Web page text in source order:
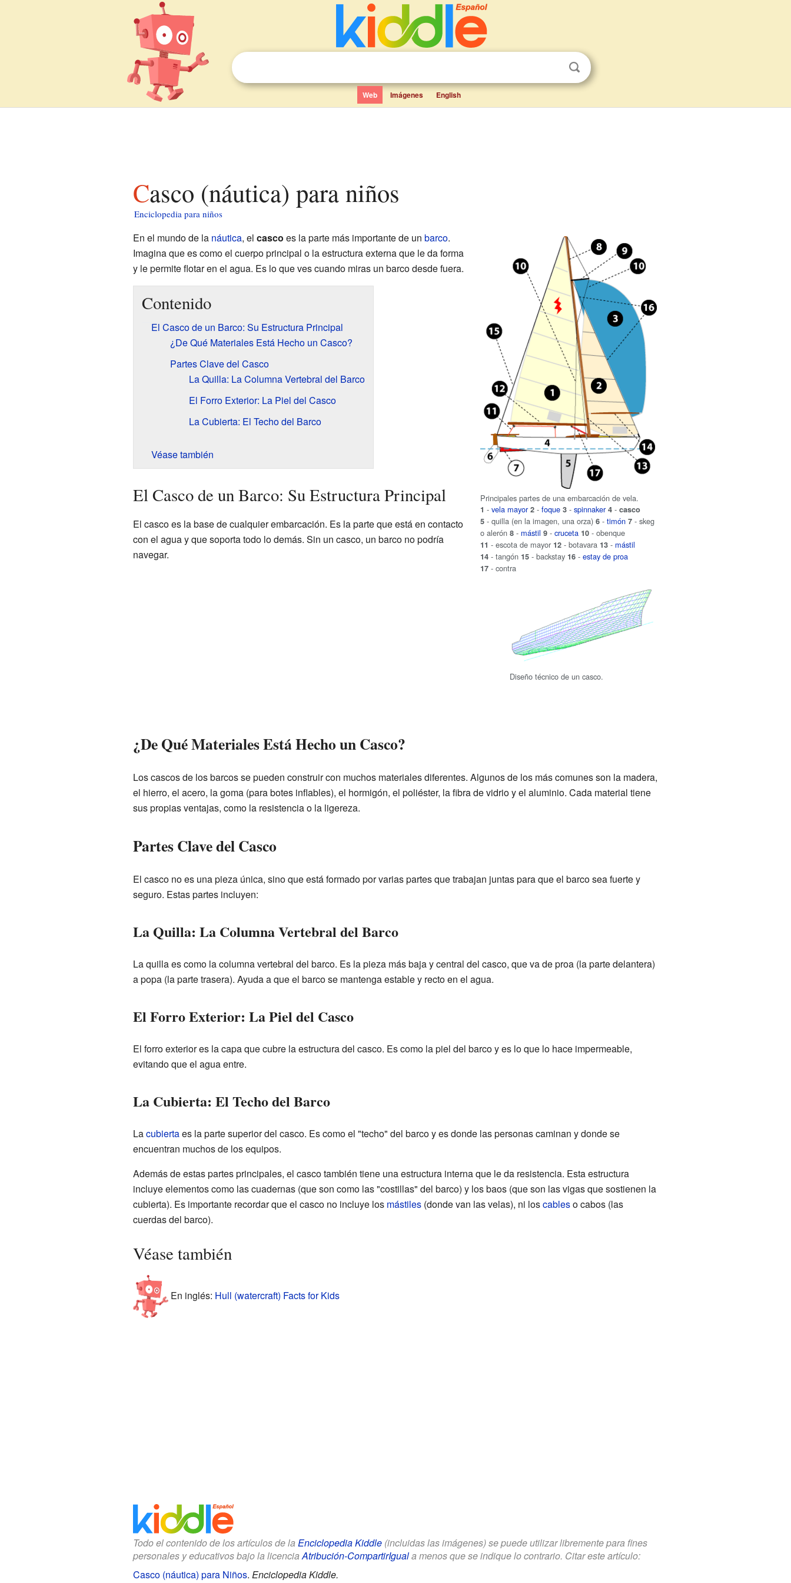
Web Imágenes English
Casco (náutica) para niños
Enciclopedia para niños
Principales partes de una embarcación de vela.
1 -vela mayor 2 -foque 3 -spinnaker 4 -casco
5 - quilla (en la imagen, una orza)6 -timón 7 - skeg
o alerón8 - mástil 9 -cruceta 10 - obenque
11 - escota de mayor12 - botavara13 - mástil
14 - tangón15 - backstay16 -estay de proa
17 - contra
Diseño técnico de un casco.
En el mundo de la náutica, el casco es la parte más importante de un barco.
Imagina que es como el cuerpo principal o la estructura externa que le da forma
y le permite flotar en el agua. Es lo que ves cuando miras un barco desde fuera.
Contenido
El Casco de un Barco: Su Estructura Principal
¿De Qué Materiales Está Hecho un Casco?
Partes Clave del Casco
La Quilla: La Columna Vertebral del Barco
El Forro Exterior: La Piel del Casco
La Cubierta: El Techo del Barco
Véase también
El Casco de un Barco: Su Estructura Principal
El casco es la base de cualquier embarcación. Es la parte que está en contacto
con el agua y que soporta todo lo demás. Sin un casco, un barco no podría
navegar.
¿De Qué Materiales Está Hecho un Casco?
Los cascos de los barcos se pueden construir con muchos materiales diferentes. Algunos de los más comunes son la madera,
el hierro, el acero, la goma (para botes inflables), el hormigón, el poliéster, la fibra de vidrio y el aluminio. Cada material tiene
sus propias ventajas, como la resistencia o la ligereza.
Partes Clave del Casco
El casco no es una pieza única, sino que está formado por varias partes que trabajan juntas para que el barco sea fuerte y
seguro. Estas partes incluyen:
La Quilla: La Columna Vertebral del Barco
La quilla es como la columna vertebral del barco. Es la pieza más baja y central del casco, que va de proa (la parte delantera)
a popa (la parte trasera). Ayuda a que el barco se mantenga estable y recto en el agua.
El Forro Exterior: La Piel del Casco
El forro exterior es la capa que cubre la estructura del casco. Es como la piel del barco y es lo que lo hace impermeable,
evitando que el agua entre.
La Cubierta: El Techo del Barco
Lacubiertaes la parte superior del casco. Es como el "techo" del barco y es donde las personas caminan y donde se
encuentran muchos de los equipos.
Además de estas partes principales, el casco también tiene una estructura interna que le da resistencia. Esta estructura
incluye elementos como las cuadernas (que son como las "costillas" del barco) y los baos (que son las vigas que sostienen la
cubierta). Es importante recordar que el casco no incluye los mástiles(donde van las velas), ni loscableso cabos (las
cuerdas del barco).
Véase también
En inglés: Hull (watercraft) Facts for Kids
Todo el contenido de los artículos de la Enciclopedia Kiddle(incluidas las imágenes) se puede utilizar libremente para fines
personales y educativos bajo la licenciaAtribución-CompartirIguala menos que se indique lo contrario. Citar este artículo:
Casco (náutica) para Niños. Enciclopedia Kiddle.